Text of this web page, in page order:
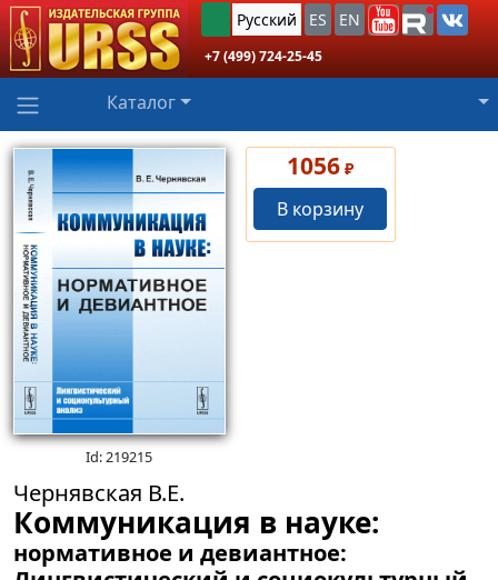
Русский ES EN
+7 (499) 724-25-45
Каталог
Id: 219215
1056 ₽
В корзину
Чернявская В.Е.
Коммуникация в науке:
нормативное и девиантное: